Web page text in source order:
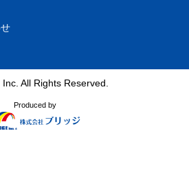
All Rights Reserved.
Produced by